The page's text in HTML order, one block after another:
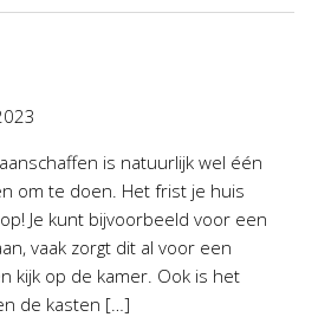
is natuurlijk wel één
om te doen. Het frist je huis
Je kunt bijvoorbeeld voor een
vaak zorgt dit al voor een
kijk op de kamer. Ook is het
de kasten […]